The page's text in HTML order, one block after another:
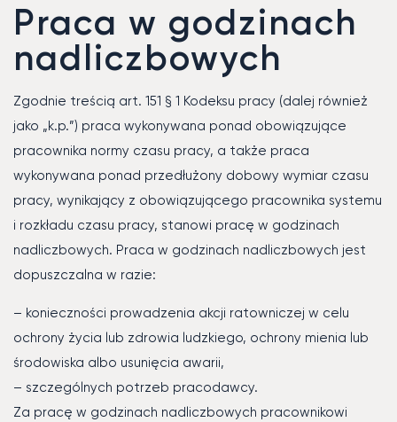
Praca w godzinach
nadliczbowych
Zgodnie treścią art. 151 § 1 Kodeksu pracy (dalej również
jako „k.p.”) praca wykonywana ponad obowiązujące
pracownika normy czasu pracy, a także praca
wykonywana ponad przedłużony dobowy wymiar czasu
pracy, wynikający z obowiązującego pracownika systemu
i rozkładu czasu pracy, stanowi pracę w godzinach
nadliczbowych. Praca w godzinach nadliczbowych jest
dopuszczalna w razie:
– konieczności prowadzenia akcji ratowniczej w celu
ochrony życia lub zdrowia ludzkiego, ochrony mienia lub
środowiska albo usunięcia awarii,
– szczególnych potrzeb pracodawcy.
Za pracę w godzinach nadliczbowych pracownikowi